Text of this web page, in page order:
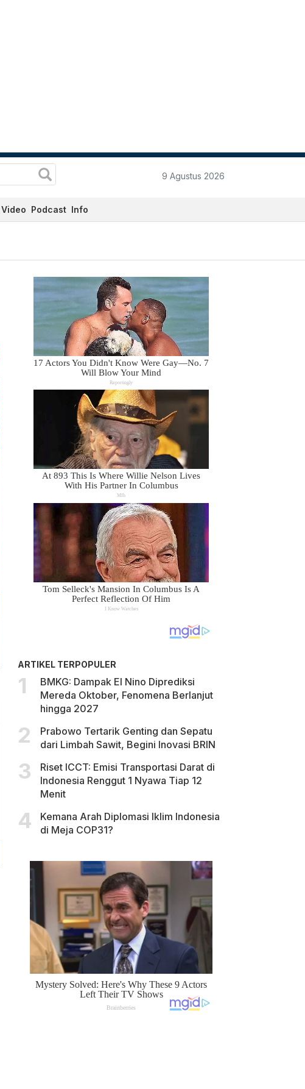
9 Agustus 2026
Video Podcast Info
ARTIKEL TERPOPULER
BMKG: Dampak El Nino Diprediksi
Mereda Oktober, Fenomena Berlanjut
hingga 2027
Prabowo Tertarik Genting dan Sepatu
dari Limbah Sawit, Begini Inovasi BRIN
Riset ICCT: Emisi Transportasi Darat di
Indonesia Renggut 1 Nyawa Tiap 12
Menit
Kemana Arah Diplomasi Iklim Indonesia
di Meja COP31?